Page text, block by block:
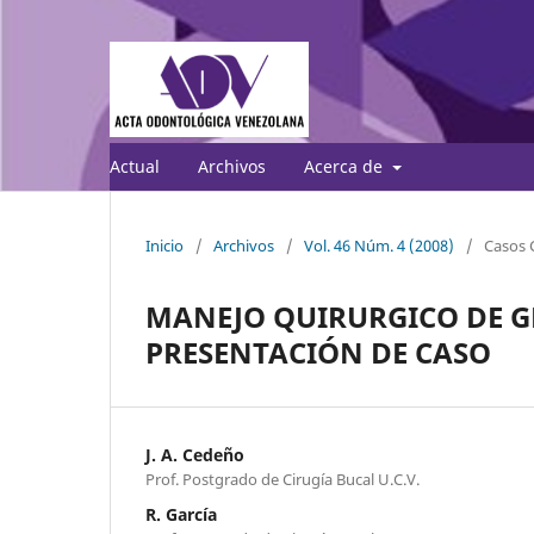
Actual Archivos Acerca de
Inicio / Archivos / Vol. 46 Núm. 4 (2008) / Casos
MANEJO QUIRURGICO DE
PRESENTACIÓN DE CASO
J. A. Cedeño
Prof. Postgrado de Cirugía Bucal U.C.V.
R. García